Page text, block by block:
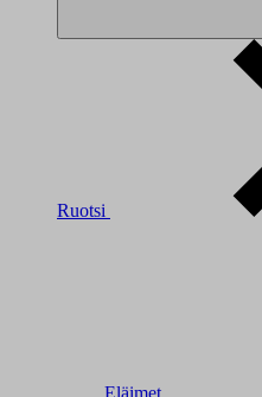
Ruotsi
Eläimet